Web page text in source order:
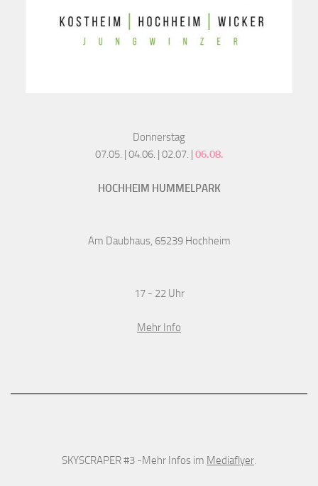
Donnerstag
07.05. | 04.06. | 02.07. | 06.08.
HOCHHEIM HUMMELPARK
Am Daubhaus, 65239 Hochheim
17 - 22 Uhr
Mehr Info
SKYSCRAPER #3 -Mehr Infos im Mediaflyer.